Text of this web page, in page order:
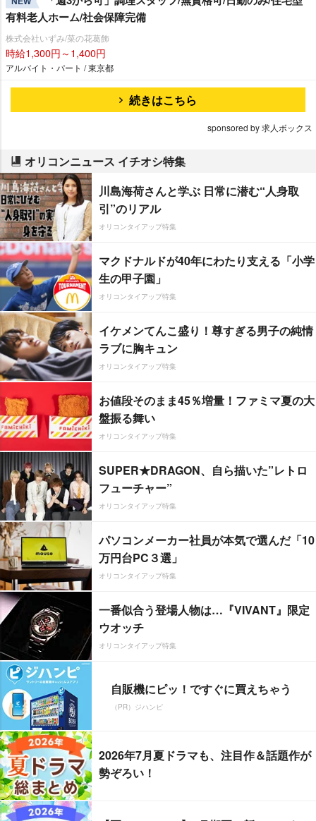
有料老人ホーム/社会保障完備
株式会社いずみ/菜の花葛飾
時給1,300円～1,400円
アルバイト・パート / 東京都
続きはこちら
sponsored by 求人ボックス
オリコンニュース イチオシ特集
川島海荷さんと学ぶ 日常に潜む“人身取
引”のリアル
オリコンタイアップ特集
マクドナルドが40年にわたり支える「小学
生の甲子園」
オリコンタイアップ特集
イケメンてんこ盛り！尊すぎる男子の純情
ラブに胸キュン
オリコンタイアップ特集
お値段そのまま45％増量！ファミマ夏の大
盤振る舞い
オリコンタイアップ特集
SUPER★DRAGON、自ら描いた”レトロ
フューチャー”
オリコンタイアップ特集
パソコンメーカー社員が本気で選んだ「10
万円台PC３選」
オリコンタイアップ特集
一番似合う登場人物は…『VIVANT』限定
ウオッチ
オリコンタイアップ特集
自販機にピッ！ですぐに買えちゃう
（PR）ジハンピ
2026年7月夏ドラマも、注目作＆話題作が
勢ぞろい！